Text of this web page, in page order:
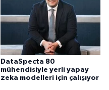
DataSpecta 80
mühendisiyle yerli yapay
zeka modelleri için çalışıyor